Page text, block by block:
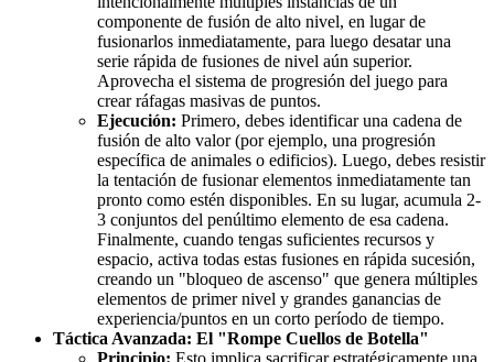
componente de fusión de alto nivel, en lugar de
fusionarlos inmediatamente, para luego desatar una
serie rápida de fusiones de nivel aún superior.
Aprovecha el sistema de progresión del juego para
crear ráfagas masivas de puntos.
Ejecución: Primero, debes identificar una cadena de
fusión de alto valor (por ejemplo, una progresión
específica de animales o edificios). Luego, debes resistir
la tentación de fusionar elementos inmediatamente tan
pronto como estén disponibles. En su lugar, acumula 2-
3 conjuntos del penúltimo elemento de esa cadena.
Finalmente, cuando tengas suficientes recursos y
espacio, activa todas estas fusiones en rápida sucesión,
creando un "bloqueo de ascenso" que genera múltiples
elementos de primer nivel y grandes ganancias de
experiencia/puntos en un corto período de tiempo.
Táctica Avanzada: El "Rompe Cuellos de Botella"
Principio: Esto implica sacrificar estratégicamente una